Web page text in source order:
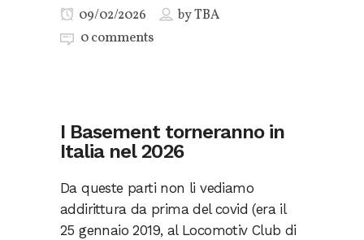
09/02/2026 byTBA
0 comments
I Basement torneranno in
Italia nel 2026
Da queste parti non li vediamo
addirittura da prima del covid (era il
25 gennaio 2019, al Locomotiv Club di